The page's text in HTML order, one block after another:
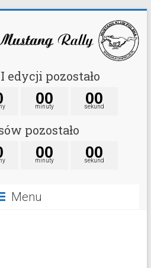
edycji pozostało
minuty
00 sekund
00
pozostało
minuty
00 sekund
00
Menu